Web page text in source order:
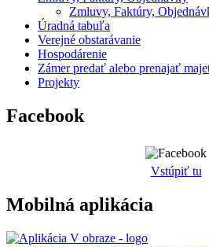
Zmluvy, Faktúry,
Úradná tabuľa
Verejné obstarávanie
Hospodárenie
Zámer predať alebo prenajať
Projekty
Facebook
Vstúpiť tu
Mobilná aplikácia